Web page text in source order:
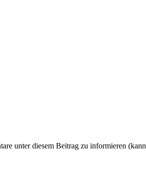
unter diesem Beitrag zu informieren (kann